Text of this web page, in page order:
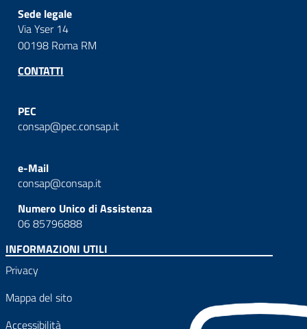
Sede legale
Via Yser 14
00198 Roma RM
CONTATTI
PEC
consap@pec.consap.it
e-Mail
consap@consap.it
Numero Unico di Assistenza
06 85796888
INFORMAZIONI UTILI
Privacy
Mappa del sito
Accessibilità